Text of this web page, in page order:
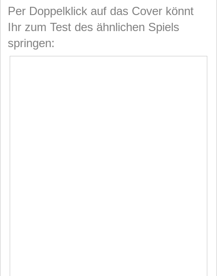
Per Doppelklick auf das Cover könnt
Ihr zum Test des ähnlichen Spiels
springen: